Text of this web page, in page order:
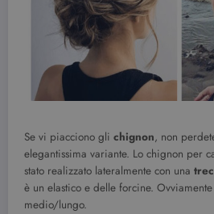
Se vi piacciono gli chignon, non
elegantissima variante. Lo chignon per
stato realizzato lateralmente con una
è un elastico e delle forcine.
medio/lungo.